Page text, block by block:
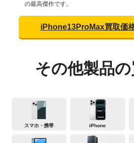
の最高傑作です。
iPhone13ProMax買取価
その他製品
スマホ・携帯 iPhone